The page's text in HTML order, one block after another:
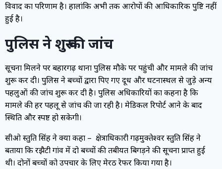
विवाद का परिणाम है। हालांकि अभी तक आरोपों की आधिकारिक पुष्टि नहीं
हुई है।
पुलिस ने शुरू की जांच
सूचना मिलने पर बहादुरगढ़ थाना पुलिस मौके पर पहुंची और मामले की जांच
शुरू कर दी। पुलिस ने बच्चों द्वारा पिए गए दूध और घटनास्थल से जुड़े अन्य
पहलुओं की जांच शुरू कर दी है। पुलिस अधिकारियों का कहना है कि
मामले की हर पहलू से जांच की जा रही है। मेडिकल रिपोर्ट आने के बाद
स्थिति और स्पष्ट हो सकेगी।
सीओ स्तुति सिंह ने क्या कहा – क्षेत्राधिकारी गढ़मुक्तेश्वर स्तुति सिंह ने
बताया कि रझैटी गांव में दो बच्चों की तबीयत बिगड़ने की सूचना प्राप्त हुई
थी। दोनों बच्चों को उपचार के लिए मेरठ रेफर किया गया है।